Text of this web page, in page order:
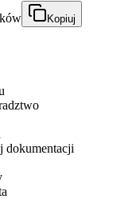
Kopiuj
dokumentacji